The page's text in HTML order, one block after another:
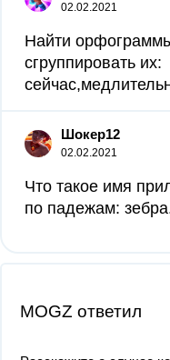
02.02.2021
Найти
сгруппировать их:
Шокер12
02.02.2021
Что такое имя
по падежам:
MOGZ ответил